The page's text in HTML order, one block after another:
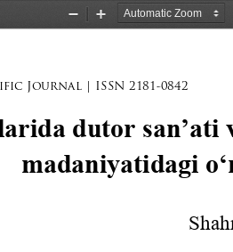
Zoom
Zoom
dutor san’ati
madaniyatidagi
Journal | ISSN 2181-0842